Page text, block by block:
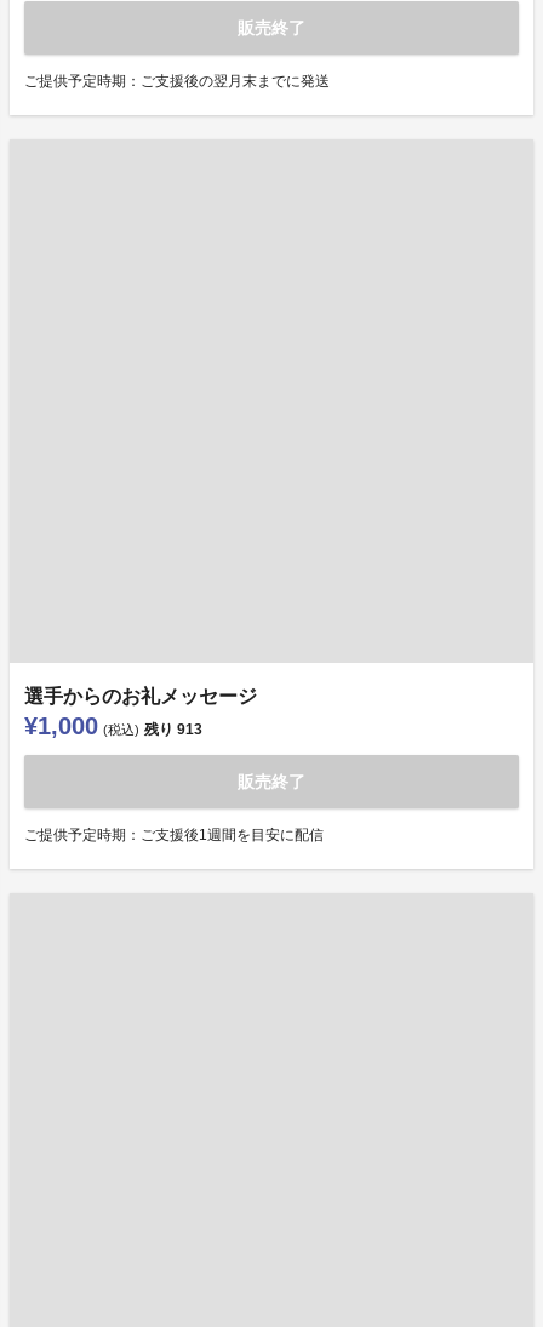
販売終了
ご提供予定時期：ご支援後の翌月末までに発送
選手からのお礼メッセージ
¥1,000 (税込) 残り 913
販売終了
ご提供予定時期：ご支援後1週間を目安に配信